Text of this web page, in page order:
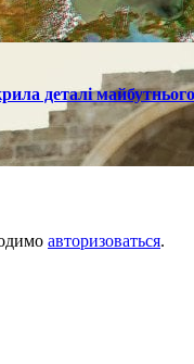
деталі майбутнього
авторизоваться.